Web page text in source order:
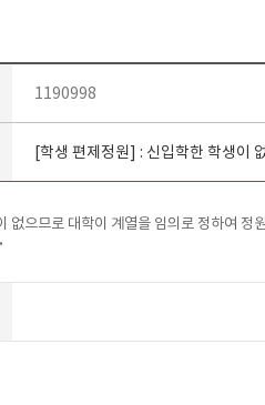
1190998
[학생 편제정원] : 신입학한 학생이
없으므로 대학이 계열을 임의로 정하여 정